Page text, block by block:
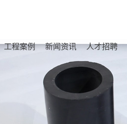
工程案例 新闻资讯 人才招聘